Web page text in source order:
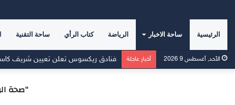
الرئيسية ساحة الاخبار الرياضة كتاب الرأي ساحة التقنية
الأحد, أغسطس 9 2026 أخبار عاجلة فنادق ريكسوس تعلن تعيين شريف كاسب
“صحة